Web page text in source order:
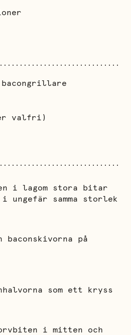
bacongrillare
valfri)
i lagom stora bitar
i ungefär samma storlek
baconskivorna på
som ett kryss
i mitten och